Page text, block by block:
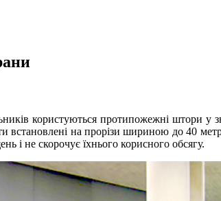
користуються протипожежні штори
встановлені на прорізи шириною до 40
і не скорочує їхнього корисного обсягу.